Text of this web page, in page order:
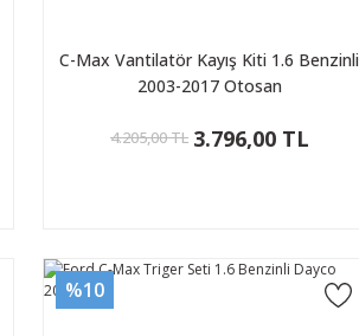
C-Max Vantilatör Kayış Kiti 1.6 Benzinli
2003-2017 Otosan
4.205,00 TL 3.796,00 TL
%10